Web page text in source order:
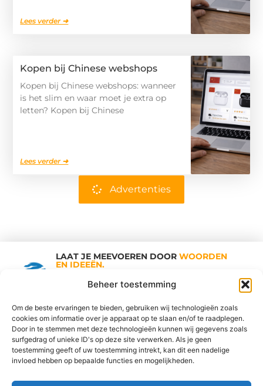
Beheer toestemming
Om de beste ervaringen te bieden, gebruiken wij technologieën zoals
cookies om informatie over je apparaat op te slaan en/of te raadplegen.
Door in te stemmen met deze technologieën kunnen wij gegevens zoals
surfgedrag of unieke ID's op deze site verwerken. Als je geen
toestemming geeft of uw toestemming intrekt, kan dit een nadelige
invloed hebben op bepaalde functies en mogelijkheden.
Lees verder ➜
Kopen bij Chinese webshops
Kopen bij Chinese webshops: wanneer
is het slim en waar moet je extra op
letten? Kopen bij Chinese
Lees verder ➜
Advertenties
LAAT JE MEEVOEREN DOOR WOORDEN
EN IDEEËN.
Vind Ons Hier :
Cookiebeleid Adverteren Beroemdheden Contact